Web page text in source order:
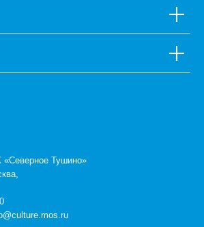
Тушино»